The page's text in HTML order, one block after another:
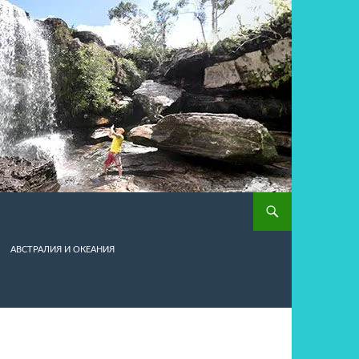
АВСТРАЛИЯ И ОКЕАНИЯ